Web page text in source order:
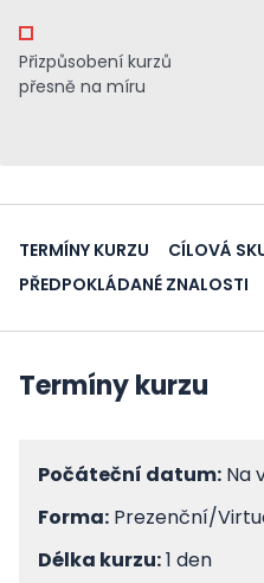
Přizpůsobení kurzů
přesně na míru
TERMÍNY KURZU CÍLOVÁ
PŘEDPOKLÁDANÉ ZNALOSTI
Termíny kurzu
Počáteční datum: Na
Forma: Prezenční/
Délka kurzu:1 den